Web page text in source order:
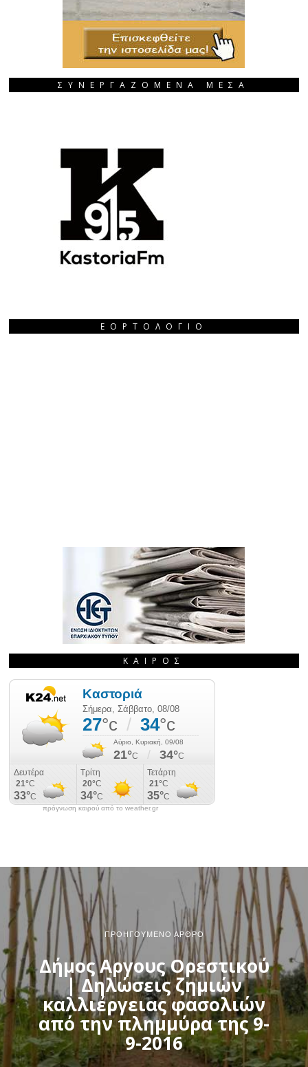
ΣΥΝΕΡΓΑΖΟΜΕΝΑ ΜΕΣΑ
ΕΟΡΤΟΛΌΓΙΟ
ΚΑΙΡΌΣ
πρόγνωση καιρού από το weather.gr
ΠΡΟΗΓΟΎΜΕΝΟ ΆΡΘΡΟ
Δήμος Αργους Ορεστικού
| Δηλώσεις ζημιών
καλλιέργειας φασολιών
από την πλημμύρα της 9-
9-2016